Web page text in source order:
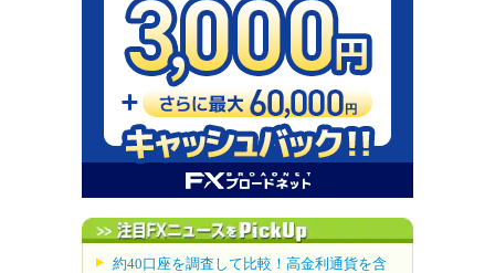
約40口座を調査して比較！高金利通貨を含